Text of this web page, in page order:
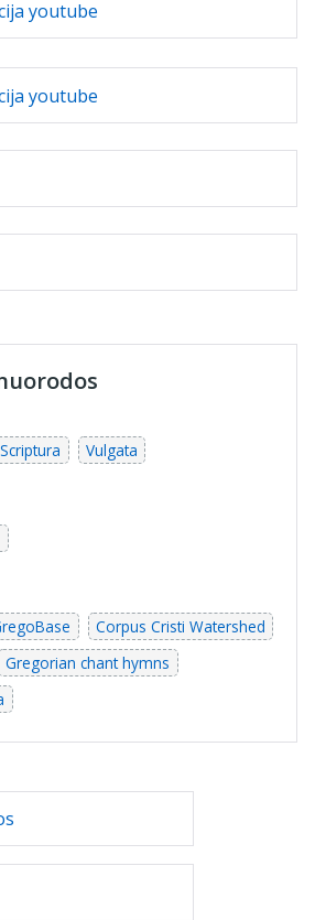
Vulgata
Corpus Cristi Watershed
Gregorian chant hymns